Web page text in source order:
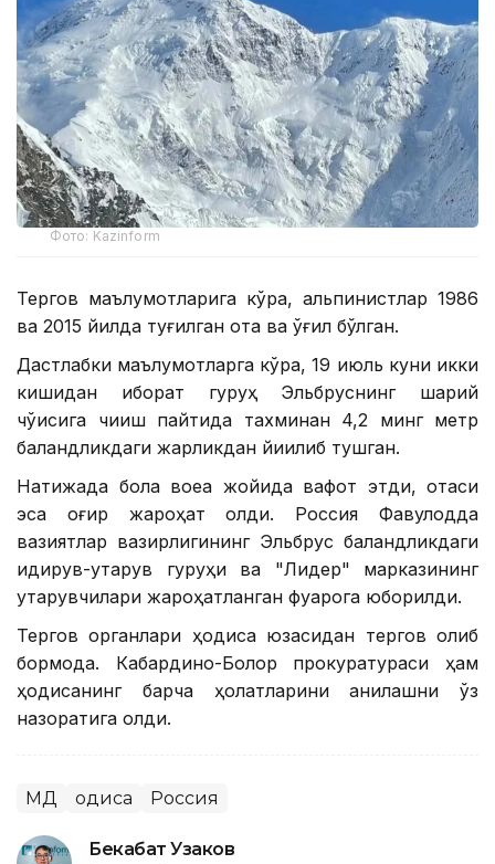
Фото: Kazinform
Тергов маълумотларига кўра, альпинистлар 1986
ва 2015 йилда туғилган ота ва ўғил бўлган.
Дастлабки маълумотларга кўра, 19 июль куни икки
кишидан иборат гуруҳ Эльбруснинг шарқий
чўққисига чиқиш пайтида тахминан 4,2 минг метр
баландликдаги жарликдан йиқилиб тушган.
Натижада бола воқеа жойида вафот этди, отаси
эса оғир жароҳат олди. Россия Фавқулодда
вазиятлар вазирлигининг Эльбрус баландликдаги
қидирув-қутқарув гуруҳи ва "Лидер" марказининг
қутқарувчилари жароҳатланган фуқарога юборилди.
Тергов органлари ҳодиса юзасидан тергов олиб
бормоқда. Кабардино-Болқор прокуратураси ҳам
ҳодисанинг барча ҳолатларини аниқлашни ўз
назоратига олди.
МДҲ Ҳодиса Россия
Бекабат Узаков